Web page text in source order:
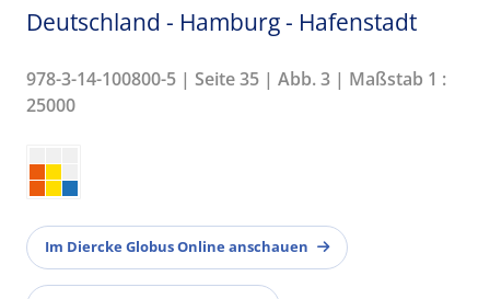
Deutschland - Hamburg - Hafenstadt
978-3-14-100800-5 | Seite 35 | Abb. 3 | Maßstab 1 :
25000
Im Diercke Globus Online anschauen